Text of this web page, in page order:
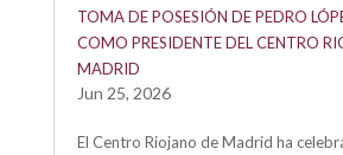
TOMA DE POSESIÓN DE PEDRO
COMO PRESIDENTE DEL CENTRO
MADRID
Jun 25, 2026
El Centro Riojano de Madrid ha